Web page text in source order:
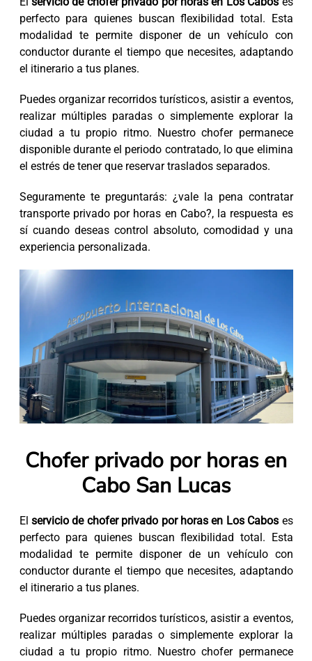
perfecto para quienes buscan flexibilidad total. Esta
modalidad te permite disponer de un vehículo con
conductor durante el tiempo que necesites, adaptando
el itinerario a tus planes.
Puedes organizar recorridos turísticos, asistir a eventos,
realizar múltiples paradas o simplemente explorar la
ciudad a tu propio ritmo. Nuestro chofer permanece
disponible durante el periodo contratado, lo que elimina
el estrés de tener que reservar traslados separados.
Seguramente te preguntarás: ¿vale la pena contratar
transporte privado por horas en Cabo?, la respuesta es
sí cuando deseas control absoluto, comodidad y una
experiencia personalizada.
Chofer privado por horas en
Cabo San Lucas
El servicio de chofer privado por horas en Los Cabos es
perfecto para quienes buscan flexibilidad total. Esta
modalidad te permite disponer de un vehículo con
conductor durante el tiempo que necesites, adaptando
el itinerario a tus planes.
Puedes organizar recorridos turísticos, asistir a eventos,
realizar múltiples paradas o simplemente explorar la
ciudad a tu propio ritmo. Nuestro chofer permanece